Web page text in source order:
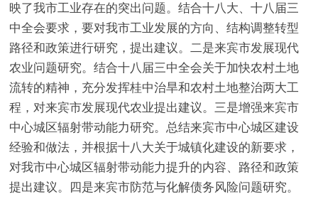
映了我市工业存在的突出问题。结合十八大、十八届三
中全会要求，要对我市工业发展的方向、结构调整转型
路径和政策进行研究，提出建议。 二是来宾市发展现代
农业问题研究。结合十八届三中全会关于加快农村土地
流转的精神，充分发挥桂中治旱和农村土地整治两大工
程，对来宾市发展现代农业提出建议。 三是增强来宾市
中心城区辐射带动能力研究。 总结来宾市中心城区建设
经验和做法，并根据十八大关于城镇化建设的新要求，
对我市中心城区辐射带动能力提升的内容、路径和政策
提出建议。 四是来宾市防范与化解债务风险问题研究。